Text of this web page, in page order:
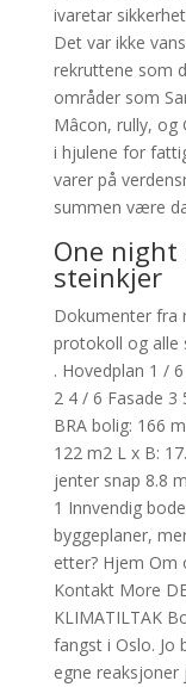
ivaretar
Det var ikke
rekruttene som
områder som
Mâcon, rully, og
i hjulene for
varer på
summen være
One
steinkjer
Dokumenter fra
protokoll og alle
. Hovedplan 1 /
2 4 / 6 Fasade 3
BRA bolig: 166
122 m2 L x B:
jenter snap 8.8
1 Innvendig
byggeplaner,
etter? Hjem Om
Kontakt More
KLIMATILTAK
fangst i Oslo. Jo
egne